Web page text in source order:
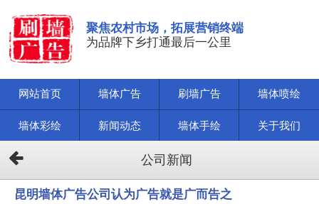
聚焦农村市场，拓展营销终端
为品牌下乡打通最后一公里
网站首页 墙体广告 刷墙广告 墙体喷绘
墙体彩绘 新闻动态 墙体手绘 关于我们
公司新闻
昆明墙体广告公司认为广告就是广而告之